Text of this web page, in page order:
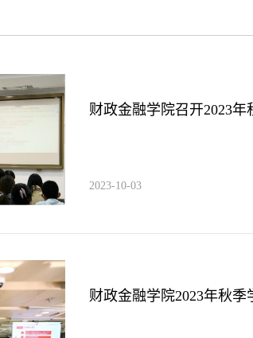
财政金融学院召开2023
2023-10-03
财政金融学院2023年秋